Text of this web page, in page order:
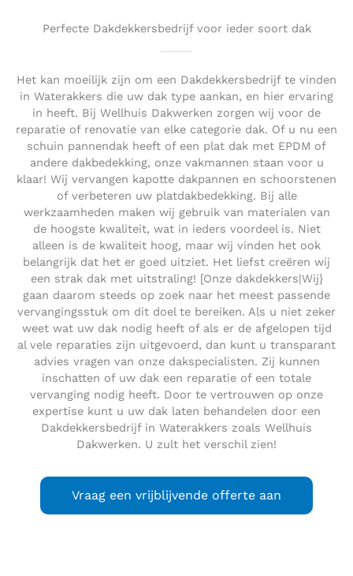
Perfecte Dakdekkersbedrijf voor ieder soort dak
Het kan moeilijk zijn om een Dakdekkersbedrijf te vinden
in Waterakkers die uw dak type aankan, en hier ervaring
in heeft. Bij Wellhuis Dakwerken zorgen wij voor de
reparatie of renovatie van elke categorie dak. Of u nu een
schuin pannendak heeft of een plat dak met EPDM of
andere dakbedekking, onze vakmannen staan voor u
klaar! Wij vervangen kapotte dakpannen en schoorstenen
of verbeteren uw platdakbedekking. Bij alle
werkzaamheden maken wij gebruik van materialen van
de hoogste kwaliteit, wat in ieders voordeel is. Niet
alleen is de kwaliteit hoog, maar wij vinden het ook
belangrijk dat het er goed uitziet. Het liefst creëren wij
een strak dak met uitstraling! [Onze dakdekkers|Wij}
gaan daarom steeds op zoek naar het meest passende
vervangingsstuk om dit doel te bereiken. Als u niet zeker
weet wat uw dak nodig heeft of als er de afgelopen tijd
al vele reparaties zijn uitgevoerd, dan kunt u transparant
advies vragen van onze dakspecialisten. Zij kunnen
inschatten of uw dak een reparatie of een totale
vervanging nodig heeft. Door te vertrouwen op onze
expertise kunt u uw dak laten behandelen door een
Dakdekkersbedrijf in Waterakkers zoals Wellhuis
Dakwerken. U zult het verschil zien!
Vraag een vrijblijvende offerte aan